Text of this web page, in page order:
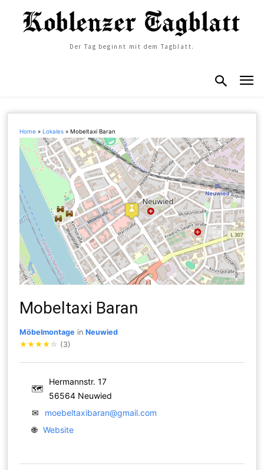
Der Tag beginnt mit dem Tagblatt.
Home »Lokales »Mobeltaxi Baran
Mobeltaxi Baran
Möbelmontage inNeuwied
★★★★ ☆ (3)
🗺
Hermannstr. 17
56564 Neuwied
✉
moebeltaxibaran@gmail.com
🌐 Website